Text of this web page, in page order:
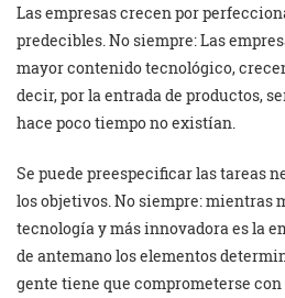
Las empresas crecen por
predecibles. No siempre: Las
mayor contenido tecnológico,
decir, por la entrada de productos,
hace poco tiempo no existían.
Se puede preespecificar las tareas
los objetivos. No siempre: mientras
tecnología y más innovadora es la
de antemano los elementos
gente tiene que comprometerse